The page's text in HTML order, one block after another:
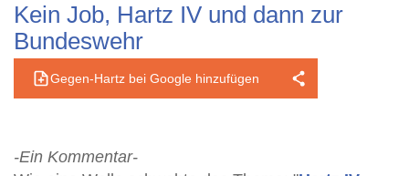
Kein Job, Hartz IV und dann zur
Bundeswehr
Gegen-Hartz bei Google hinzufügen
-Ein Kommentar-